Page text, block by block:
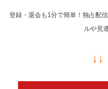
登録・退会も1分で簡単！独占配
ルや見